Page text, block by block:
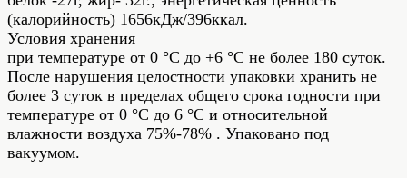
(калорийность) 1656кДж/396ккал.
Условия хранения
при температуре от 0 °С до +6 °С не более 180 суток.
После нарушения целостности упаковки хранить не
более 3 суток в пределах общего срока годности при
температуре от 0 °С до 6 °С и относительной
влажности воздуха 75%-78% . Упаковано под
вакуумом.